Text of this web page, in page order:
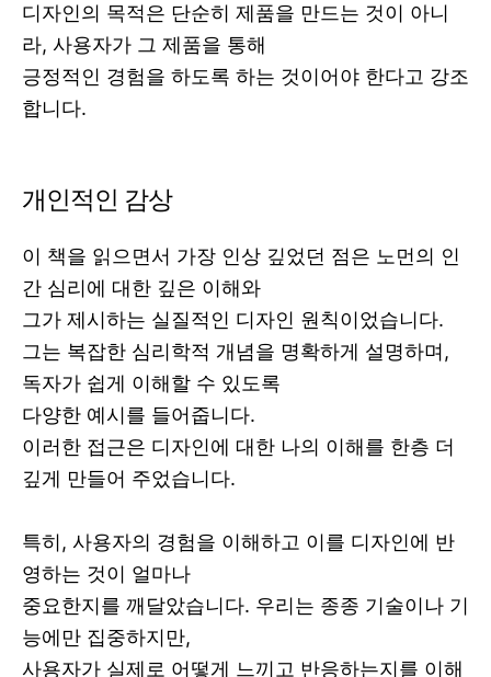
디자인의 목적은 단순히 제품을 만드는 것이 아니
라, 사용자가 그 제품을 통해
긍정적인 경험을 하도록 하는 것이어야 한다고 강조
합니다.
개인적인 감상
이 책을 읽으면서 가장 인상 깊었던 점은 노먼의 인
간 심리에 대한 깊은 이해와
그가 제시하는 실질적인 디자인 원칙이었습니다.
그는 복잡한 심리학적 개념을 명확하게 설명하며,
독자가 쉽게 이해할 수 있도록
다양한 예시를 들어줍니다.
이러한 접근은 디자인에 대한 나의 이해를 한층 더
깊게 만들어 주었습니다.
특히, 사용자의 경험을 이해하고 이를 디자인에 반
영하는 것이 얼마나
중요한지를 깨달았습니다. 우리는 종종 기술이나 기
능에만 집중하지만,
사용자가 실제로 어떻게 느끼고 반응하는지를 이해